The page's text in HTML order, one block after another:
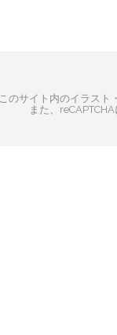
このサイト内のイラスト
また、